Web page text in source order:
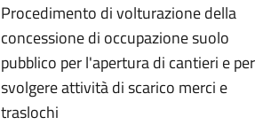
Procedimento di volturazione della
concessione di occupazione suolo
pubblico per l'apertura di cantieri e per
svolgere attività di scarico merci e
traslochi